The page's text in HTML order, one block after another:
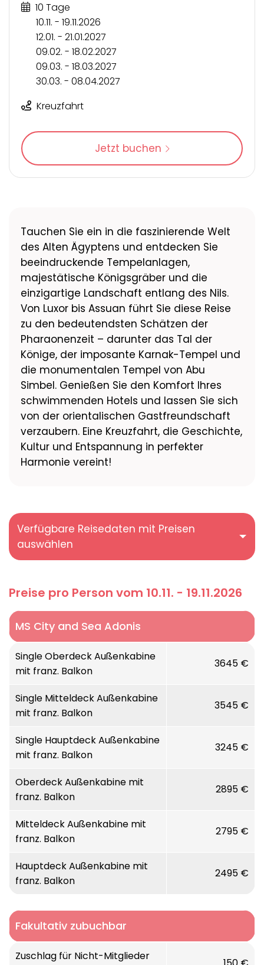
10 Tage
10.11. - 19.11.2026
12.01. - 21.01.2027
09.02. - 18.02.2027
09.03. - 18.03.2027
30.03. - 08.04.2027
Kreuzfahrt
Jetzt buchen
Tauchen Sie ein in die faszinierende Welt
des Alten Ägyptens und entdecken Sie
beeindruckende Tempelanlagen,
majestätische Königsgräber und die
einzigartige Landschaft entlang des Nils.
Von Luxor bis Assuan führt Sie diese Reise
zu den bedeutendsten Schätzen der
Pharaonenzeit – darunter das Tal der
Könige, der imposante Karnak-Tempel und
die monumentalen Tempel von Abu
Simbel. Genießen Sie den Komfort Ihres
schwimmenden Hotels und lassen Sie sich
von der orientalischen Gastfreundschaft
verzaubern. Eine Kreuzfahrt, die Geschichte,
Kultur und Entspannung in perfekter
Harmonie vereint!
Verfügbare Reisedaten mit Preisen
auswählen
Preise pro Person vom 10.11. - 19.11.2026
MS City and Sea Adonis
Single Oberdeck Außenkabine
mit franz. Balkon
3645 €
Single Mitteldeck Außenkabine
mit franz. Balkon
3545 €
Single Hauptdeck Außenkabine
mit franz. Balkon
3245 €
Oberdeck Außenkabine mit
franz. Balkon
2895 €
Mitteldeck Außenkabine mit
franz. Balkon
2795 €
Hauptdeck Außenkabine mit
franz. Balkon
2495 €
Fakultativ zubuchbar
Zuschlag für Nicht-Mitglieder